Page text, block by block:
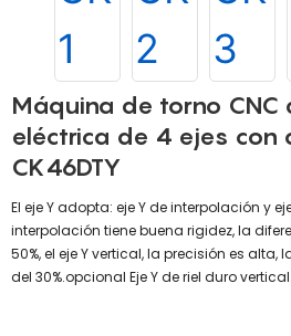
Máquina de torno CNC
eléctrica de 4 ejes con
CK46DTY
El eje Y adopta: eje Y de interpolación y
interpolación tiene buena rigidez, la
50%, el eje Y vertical, la precisión es alta,
del 30%.opcional Eje Y de riel duro vertical.